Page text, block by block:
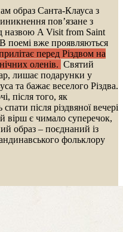
образ Санта-Клауса з
пов’язане з
назвою A Visit from Saint
поемі вже проявляються
перед Різдвом на
оленів. Святий
лишає подарунки у
та бажає веселого Різдва.
після того, як
після різдвяної вечері
вірш є чимало суперечок,
образ – поєднаний із
фольклору